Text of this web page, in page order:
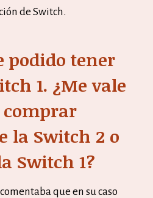
de Switch.
podido tener
1. ¿Me vale
comprar
la Switch 2 o
Switch 1?
que en su caso